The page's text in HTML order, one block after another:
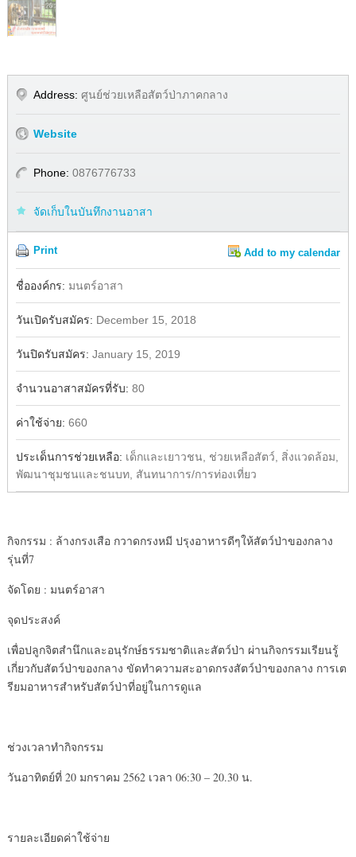
Address: ศูนย์ช่วยเหลือสัตว์ป่าภาคกลาง
Website
Phone: 0876776733
จัดเก็บในบันทึกงานอาสา
Print Add to my calendar
Facebook
ชื่อองค์กร: มนตร์อาสา
วันเปิดรับสมัคร: December 15, 2018
วันปิดรับสมัคร: January 15, 2019
จำนวนอาสาสมัครที่รับ: 80
ค่าใช้จ่าย: 660
ประเด็นการช่วยเหลือ: เด็กและเยาวชน, ช่วยเหลือสัตว์, สิ่งแวดล้อม,
พัฒนาชุมชนและชนบท, สันทนาการ/การท่องเที่ยว
กิจกรรม : ล้างกรงเสือ กวาดกรงหมี ปรุงอาหารดีๆให้สัตว์ป่าของกลาง
รุ่นที่7
จัดโดย : มนตร์อาสา
จุดประสงค์
เพื่อปลูกจิตสำนึกและอนุรักษ์ธรรมชาติและสัตว์ป่า ผ่านกิจกรรมเรียนรู้
เกี่ยวกับสัตว์ป่าของกลาง ขัดทำความสะอาดกรงสัตว์ป่าของกลาง การเต
รียมอาหารสำหรับสัตว์ป่าที่อยู่ในการดูแล
ช่วงเวลาทำกิจกรรม
วันอาทิตย์ที่ 20 มกราคม 2562 เวลา 06:30 – 20.30 น.
รายละเอียดค่าใช้จ่าย